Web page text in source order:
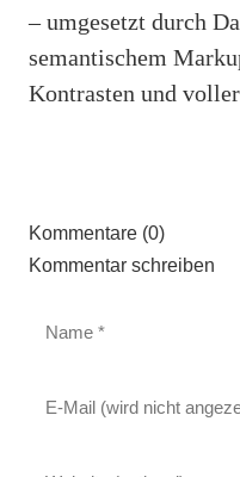
– umgesetzt durch
semantischem
Kontrasten und
Kommentare (0)
Kommentar schreiben